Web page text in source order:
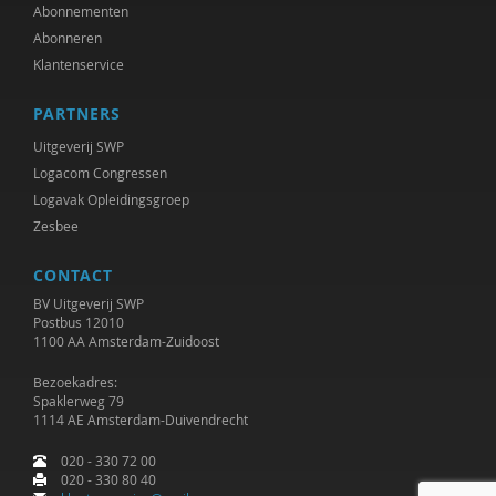
Jet Bussemaker
Mark Coeckelbergh
Mariëlle Cuijpers
Peter de Groot
Peter de Lange
Michiel de Ronde
Marcel de Rooij
Maurice de van der Schueren
Otto Dellemann
Abonnementen
Abonneren
Klantenservice
PARTNERS
Uitgeverij SWP
Logacom Congressen
Logavak Opleidingsgroep
Zesbee
CONTACT
BV Uitgeverij SWP
Postbus 12010
1100 AA Amsterdam-Zuidoost
Bezoekadres:
Spaklerweg 79
1114 AE Amsterdam-Duivendrecht
020 - 330 72 00
020 - 330 80 40